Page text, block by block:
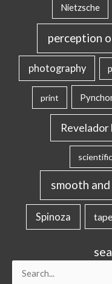
Nietzsche
perception
photography
print
smooth
Spinoza
Search